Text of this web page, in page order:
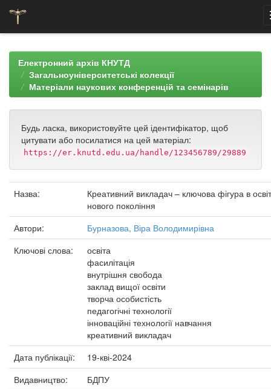
navigationЕлектронний архів КНУТД
Загальноуніверситетські колекції
Матеріали наукових конференцій та семінарів
Будь ласка, використовуйте цей ідентифікатор, щоб
цитувати або посилатися на цей матеріал:
https://er.knutd.edu.ua/handle/123456789/29889
Назва:
Креативний викладач – ключова фігура в
нового покоління
Автори:
Бурназова, Віра Володимирівна
Ключові слова:
освіта
фасилітація
внутрішня свобода
заклад вищої освіти
творча особистість
педагогічні технології
інноваційні технології навчання
креативний викладач
Дата публікації:
19-кві-2024
Видавництво:
БДПУ